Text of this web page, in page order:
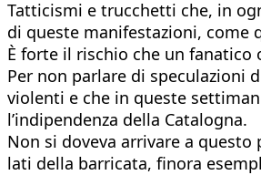
Tatticismi e trucchetti che, in
di queste manifestazioni, come
È forte il rischio che un
Per non parlare di speculazioni
violenti e che in queste
l’indipendenza della Catalogna.
Non si doveva arrivare a
lati della barricata, finora